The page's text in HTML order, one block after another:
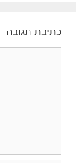
כתיבת תגובה